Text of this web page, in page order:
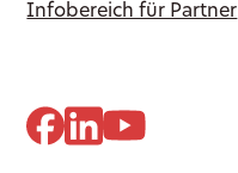
Infobereich für Partner